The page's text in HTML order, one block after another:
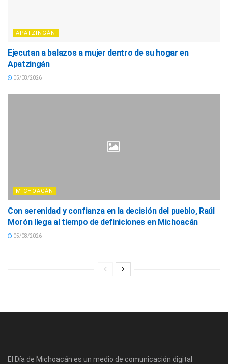
APATZINGÁN
Ejecutan a balazos a mujer dentro de su hogar en
Apatzingán
05/08/2026
MICHOACÁN
Con serenidad y confianza en la decisión del pueblo, Raúl
Morón llega al tiempo de definiciones en Michoacán
05/08/2026
El Día de Michoacán es un medio de comunicación digital